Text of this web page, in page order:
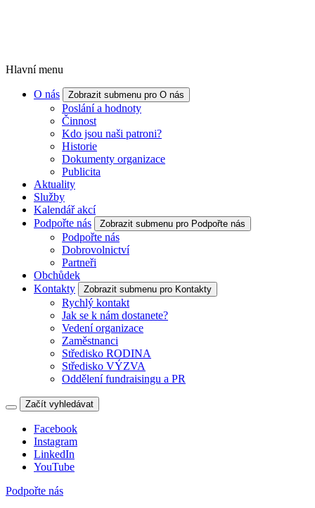
Hlavní menu
O nás Zobrazit submenu pro O nás
Poslání a hodnoty
Činnost
Kdo jsou naši patroni?
Historie
Dokumenty organizace
Publicita
Aktuality
Služby
Kalendář akcí
Podpořte nás
Zobrazit submenu pro Podpořte nás
Podpořte nás
Dobrovolnictví
Partneři
Obchůdek
Kontakty
Zobrazit submenu pro Kontakty
Rychlý kontakt
Jak se k nám dostanete?
Vedení organizace
Zaměstnanci
Středisko RODINA
Středisko VÝZVA
Oddělení fundraisingu a PR
Začít vyhledávat
Facebook
Instagram
LinkedIn
YouTube
Podpořte nás